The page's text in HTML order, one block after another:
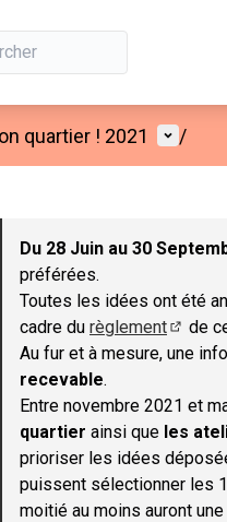
quartier ! 2021 Menu
/
la carte
Du 28 Juin au 30
préférées.
Toutes les idées ont été
cadre du règlement
de
Au fur et à mesure, une
recevable.
Entre novembre 2021 et
quartier ainsi que les
prioriser les idées
puissent sélectionner les
moitié au moins auront